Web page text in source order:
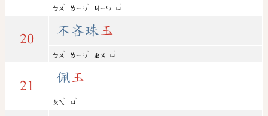
ㄅㄨ
ˋ
ㄌㄧㄣ
ˋ
ㄐㄧㄣ ㄩ
ˋ
20
不吝珠玉
ㄅㄨ
ˋ
ㄌㄧㄣ
ˋ
ㄓㄨ ㄩ
ˋ
21
佩玉
ㄆㄟ
ˋ
ㄩ
ˋ